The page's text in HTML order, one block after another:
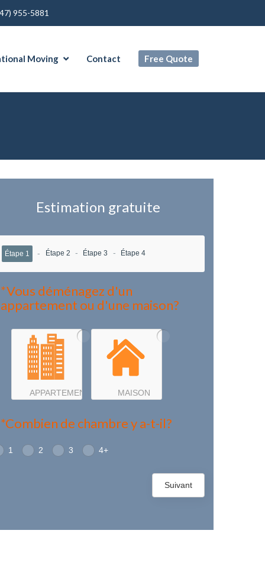
955-5881
Moving Contact Free Quote
Estimation gratuite
Étape 1 Étape 2 Étape 3 Étape 4
*Vous déménagez d'un
appartement ou d'une maison?
APPARTEMENT MAISON
*Combien de chambre y a-t-il?
1 2 3 4+
Suivant